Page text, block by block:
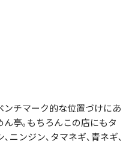
チマーク的な位置づけにあ
亭｡もちろんこの店にもタ
ニンジン､タマネギ､青ネギ､